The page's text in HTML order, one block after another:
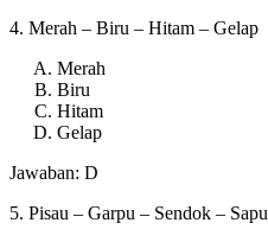
4. Merah – Biru – Hitam – Gelap
Merah
Biru
Hitam
Gelap
Jawaban: D
5. Pisau – Garpu – Sendok – Sapu